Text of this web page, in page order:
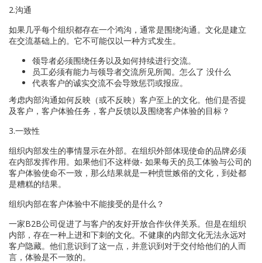
2.沟通
如果几乎每个组织都存在一个鸿沟，通常是围绕沟通。文化是建立
在交流基础上的。它不可能仅以一种方式发生。
领导者必须围绕任务以及如何持续进行交流。
员工必须有能力与领导者交流所见所闻。怎么了 没什么
代表客户的诚实交流不会导致惩罚或报应。
考虑内部沟通如何反映（或不反映）客户至上的文化。他们是否提
及客户，客户体验任务，客户反馈以及围绕客户体验的目标？
3.一致性
组织内部发生的事情显示在外部。在组织外部体现使命的品牌必须
在内部发挥作用。如果他们不这样做- 如果每天的员工体验与公司的
客户体验使命不一致，那么结果就是一种愤世嫉俗的文化，到处都
是糟糕的结果。
组织内部在客户体验中不能接受的是什么？
一家B2B公司促进了与客户的友好开放合作伙伴关系。但是在组织
内部，存在一种上进和下刺的文化。不健康的内部文化无法永远对
客户隐藏。他们意识到了这一点，并意识到对于交付给他们的人而
言，体验是不一致的。